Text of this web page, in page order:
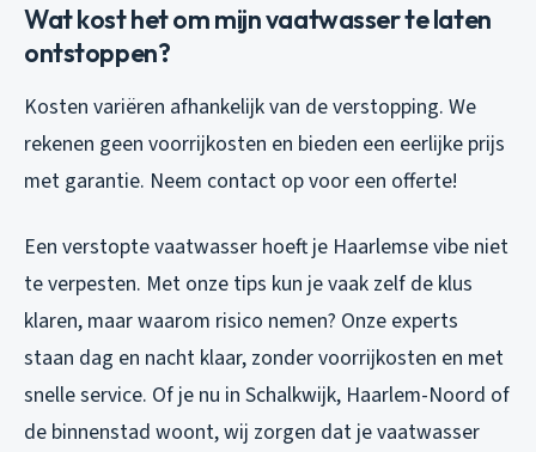
Wat kost het om mijn vaatwasser te laten
ontstoppen?
Kosten variëren afhankelijk van de verstopping. We
rekenen geen voorrijkosten en bieden een eerlijke prijs
met garantie. Neem contact op voor een offerte!
Een verstopte vaatwasser hoeft je Haarlemse vibe niet
te verpesten. Met onze tips kun je vaak zelf de klus
klaren, maar waarom risico nemen? Onze experts
staan dag en nacht klaar, zonder voorrijkosten en met
snelle service. Of je nu in Schalkwijk, Haarlem-Noord of
de binnenstad woont, wij zorgen dat je vaatwasser